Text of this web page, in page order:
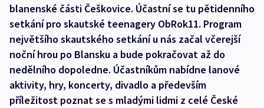
blanenské části Češkovice. Účastní se tu pětidenního
setkání pro skautské teenagery ObRok11. Program
největšího skautského setkání u nás začal včerejší
noční hrou po Blansku a bude pokračovat až do
nedělního dopoledne. Účastníkům nabídne lanové
aktivity, hry, koncerty, divadlo a především
příležitost poznat se s mladými lidmi z celé České